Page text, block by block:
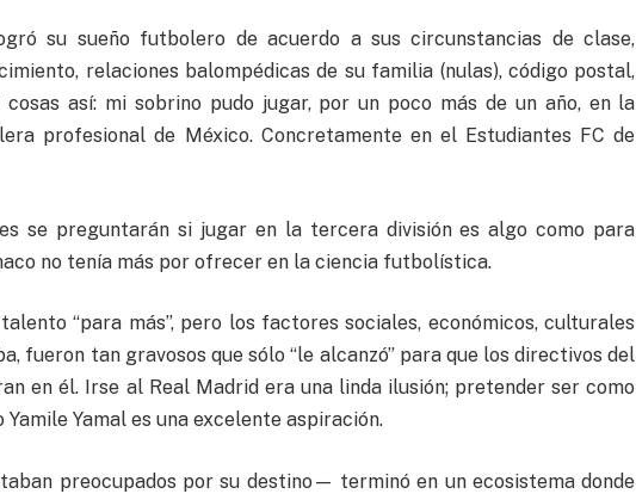
su sueño futbolero de acuerdo a sus circunstancias de clase,
relaciones balompédicas de su familia (nulas), código postal,
así: mi sobrino pudo jugar, por un poco más de un año, en la
profesional de México. Concretamente en el Estudiantes FC de
se preguntarán si jugar en la tercera división es algo como para
no tenía más por ofrecer en la ciencia futbolística.
“para más”, pero los factores sociales, económicos, culturales
fueron tan gravosos que sólo “le alcanzó” para que los directivos del
en él. Irse al Real Madrid era una linda ilusión; pretender ser como
Yamile Yamal es una excelente aspiración.
preocupados por su destino— terminó en un ecosistema donde